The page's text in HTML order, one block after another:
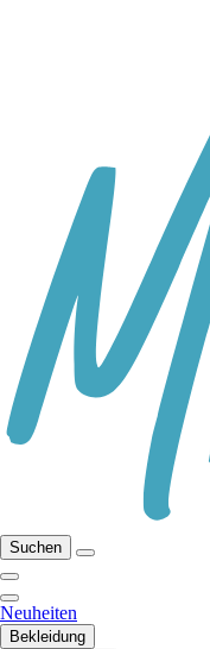
Suchen
Neuheiten
Bekleidung